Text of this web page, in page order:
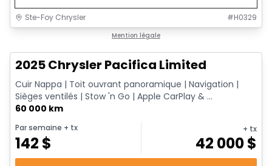
Ste-Foy Chrysler #H0329
Mention légale
2025 Chrysler Pacifica Limited
Cuir Nappa | Toit ouvrant panoramique | Navigation |
Sièges ventilés | Stow 'n Go | Apple CarPlay & ...
60 000 km
Par semaine + tx
142 $
+ tx
42 000$